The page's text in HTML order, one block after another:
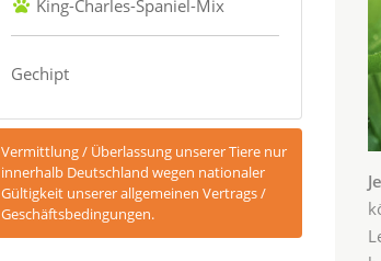
King-Charles-Spaniel-Mix
Gechipt
Vermittlung / Überlassung unserer Tiere nur
innerhalb Deutschland wegen nationaler
Gültigkeit unserer allgemeinen Vertrags /
Geschäftsbedingungen.